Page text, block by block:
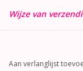
Wijze van
Aan verlanglijst